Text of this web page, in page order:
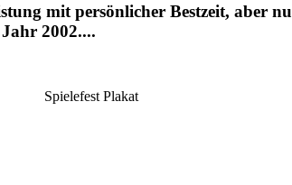
mit persönlicher Bestzeit, aber
2002....